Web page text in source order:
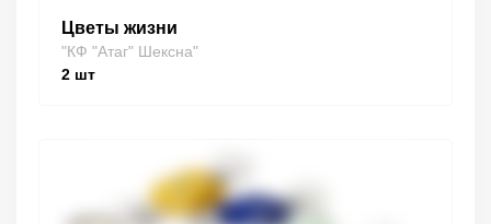
Цветы жизни
"КФ "Атаг" Шексна"
2 шт